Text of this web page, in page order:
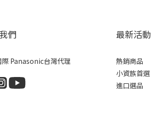
們
Panasonic台灣代理
最新活動
熱銷商品
小資族首選
進口選品